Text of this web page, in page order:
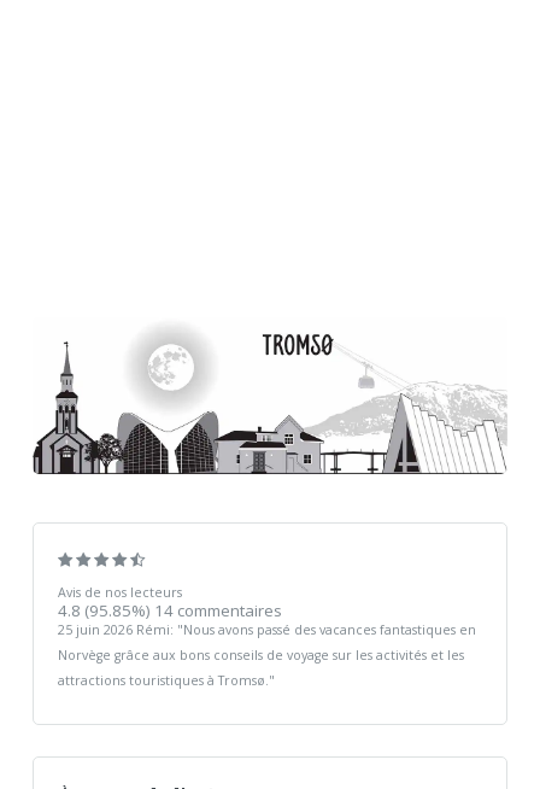
Avis de nos lecteurs
4.8 (95.85%) 14commentaires
25 juin 2026 Rémi: "Nous avons passé des vacances fantastiques en
Norvège grâce aux bons conseils de voyage sur les activités et les
attractions touristiques à Tromsø."